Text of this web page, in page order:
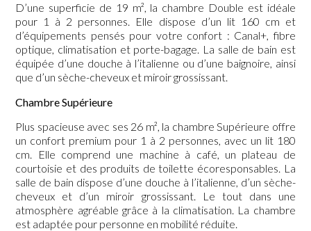
D’une superficie de 19 m², la chambre Double est idéale
pour 1 à 2 personnes. Elle dispose d’un lit 160 cm et
d’équipements pensés pour votre confort : Canal+, fibre
optique, climatisation et porte-bagage. La salle de bain est
équipée d’une douche à l’italienne ou d’une baignoire, ainsi
que d’un sèche-cheveux et miroir grossissant.
Chambre Supérieure
Plus spacieuse avec ses 26 m², la chambre Supérieure offre
un confort premium pour 1 à 2 personnes, avec un lit 180
cm. Elle comprend une machine à café, un plateau de
courtoisie et des produits de toilette écoresponsables. La
salle de bain dispose d’une douche à l’italienne, d’un sèche-
cheveux et d’un miroir grossissant. Le tout dans une
atmosphère agréable grâce à la climatisation. La chambre
est adaptée pour personne en mobilité réduite.